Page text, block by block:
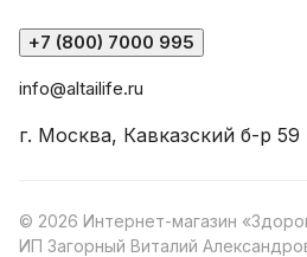
+7 (800) 7000 995
info@altailife.ru
г. Москва, Кавказский б-р 59
© 2026 Интернет-магазин
ИП Загорный Виталий